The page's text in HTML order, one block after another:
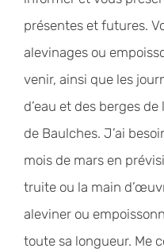
présentes et futures.
alevinages ou
venir, ainsi que les
d’eau et des berges
de Baulches. J’ai
mois de mars en
truite ou la main
aleviner ou
toute sa longueur. Me